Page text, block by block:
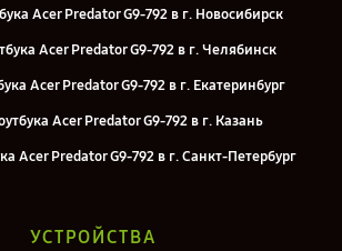
Acer Predator G9-792 в г. Новосибирск
Acer Predator G9-792 в г. Челябинск
Acer Predator G9-792 в г. Екатеринбург
Acer Predator G9-792 в г. Казань
Acer Predator G9-792 в г. Санкт-Петербург
УСТРОЙСТВА